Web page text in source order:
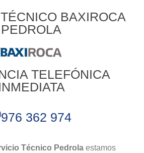
BAXIROCA
PEDROLA
TELEFÓNICA
976 362 974
Técnico Pedrolaestamos